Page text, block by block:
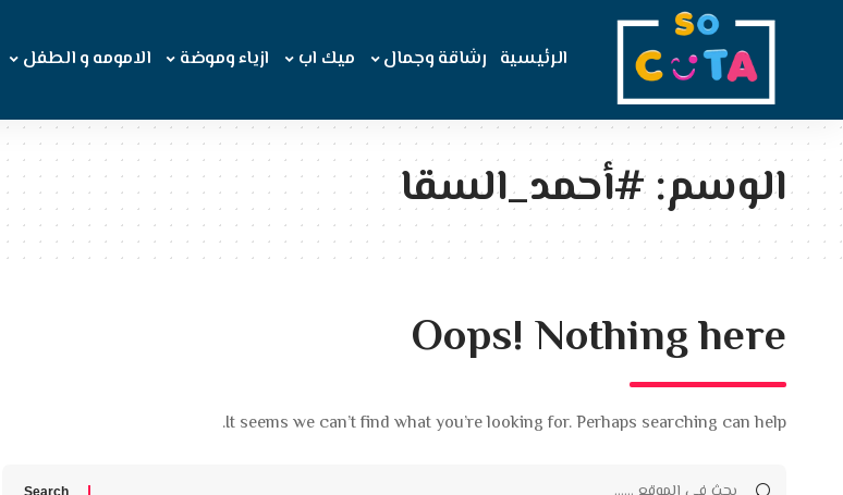
الرئيسية رشاقة وجمال ميك اب ازياء وموضة الامومه و الطفل
الوسم:#أحمد_السقا
Oops! Nothing here
It seems we can’t find what you’re looking for. Perhaps searching can help.